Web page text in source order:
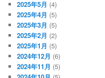
2025年5月 (4)
2025年4月 (5)
2025年3月 (5)
2025年2月 (2)
2025年1月 (5)
2024年12月 (6)
2024年11月 (5)